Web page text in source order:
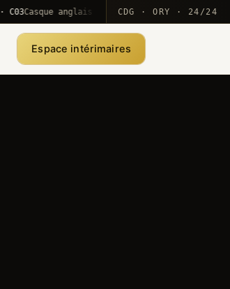
Casque anglais positionné · rotation MEA ·
CDG · ORY · 24/24
Espace intérimaires